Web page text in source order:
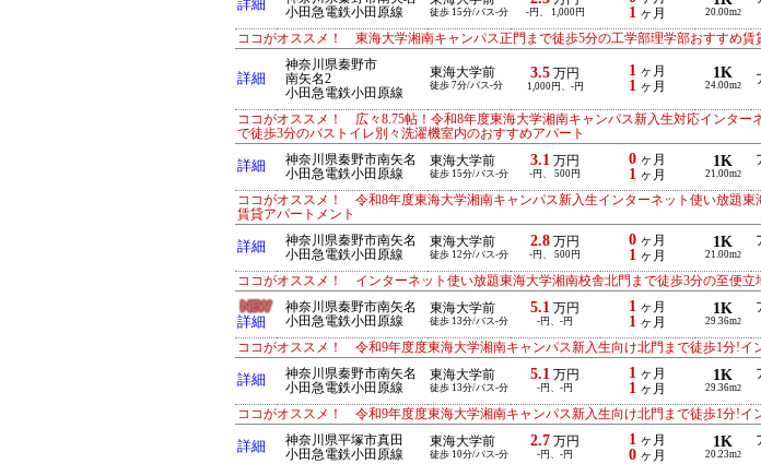
詳細
小田急電鉄小田原線
徒歩 15分/バス-分 -円、 1,000円 1 ヶ月 20.00m2
ココがオススメ！ 東海大学湘南キャンパス正門まで徒歩5分の工学部理学部おすすめ賃
詳細
神奈川県秦野市
南矢名2
小田急電鉄小田原線
東海大学前
徒歩 7分/バス-分
3.5 万円
1,000円、-円
1 ヶ月
1 ヶ月
1K
24.00m2
ココがオススメ！ 広々8.75帖！令和8年度東海大学湘南キャンパス新入生対応インター
で徒歩3分のバストイレ別々洗濯機室内のおすすめアパート
詳細
神奈川県秦野市南矢名
小田急電鉄小田原線
東海大学前
徒歩 15分/バス-分
3.1 万円
-円、 500円
0 ヶ月
1 ヶ月
1K
21.00m2
ココがオススメ！ 令和8年度東海大学湘南キャンパス新入生インターネット使い放題東
賃貸アパートメント
詳細
神奈川県秦野市南矢名
小田急電鉄小田原線
東海大学前
徒歩 12分/バス-分
2.8 万円
-円、 500円
0 ヶ月
1 ヶ月
1K
21.00m2
ココがオススメ！ インターネット使い放題東海大学湘南校舎北門まで徒歩3分の至便立
詳細
神奈川県秦野市南矢名
小田急電鉄小田原線
東海大学前
徒歩 13分/バス-分
5.1 万円
-円、-円
1 ヶ月
1 ヶ月
1K
29.36m2
ココがオススメ！ 令和9年度度東海大学湘南キャンパス新入生向け北門まで徒歩1分!イ
詳細
神奈川県秦野市南矢名
小田急電鉄小田原線
東海大学前
徒歩 13分/バス-分
5.1 万円
-円、-円
1 ヶ月
1 ヶ月
1K
29.36m2
ココがオススメ！ 令和9年度度東海大学湘南キャンパス新入生向け北門まで徒歩1分!イ
詳細
神奈川県平塚市真田
小田急電鉄小田原線
東海大学前
徒歩 10分/バス-分
2.7 万円
-円、-円
1 ヶ月
0 ヶ月
1K
20.23m2